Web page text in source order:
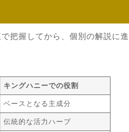
把握してから、個別の解説に進
キングハニーでの役割
ベースとなる主成分
伝統的な活力ハーブ